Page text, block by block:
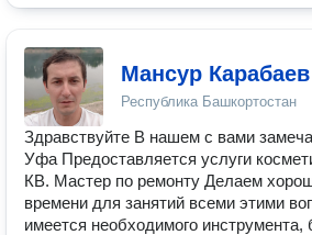
Мансур Карабаев
Республика Башкортостан
Здравствуйте В нашем с вами
Уфа Предоставляется услуги
КВ. Мастер по ремонту Делаем
времени для занятий всеми этими
имеется необходимого